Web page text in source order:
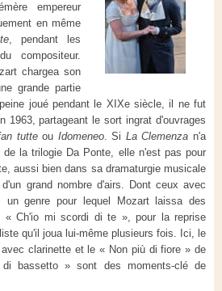
empereur
en même
, pendant les
compositeur.
chargea son
grande partie
joué pendant le XIXe siècle, il ne fut
1963, partageant le sort ingrat d'ouvrages
tutteou Idomeneo. Si La Clemenza n'a
la trilogie Da Ponte, elle n'est pas pour
aussi bien dans sa dramaturgie musicale
grand nombre d'airs. Dont ceux avec
un genre pour lequel Mozart laissa des
« Ch'io mi scordi di te », pour la reprise
qu'il joua lui-même plusieurs fois. Ici, le
clarinette et le « Non più di fiore » de
bassetto » sont des moments-clé de